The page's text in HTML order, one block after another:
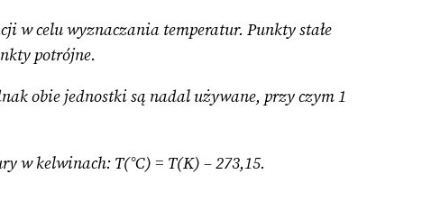
w celu wyznaczania temperatur. Punkty stałe
potrójne.
obie jednostki są nadal używane, przy czym 1
w kelwinach: T(°C) = T(K) – 273,15.